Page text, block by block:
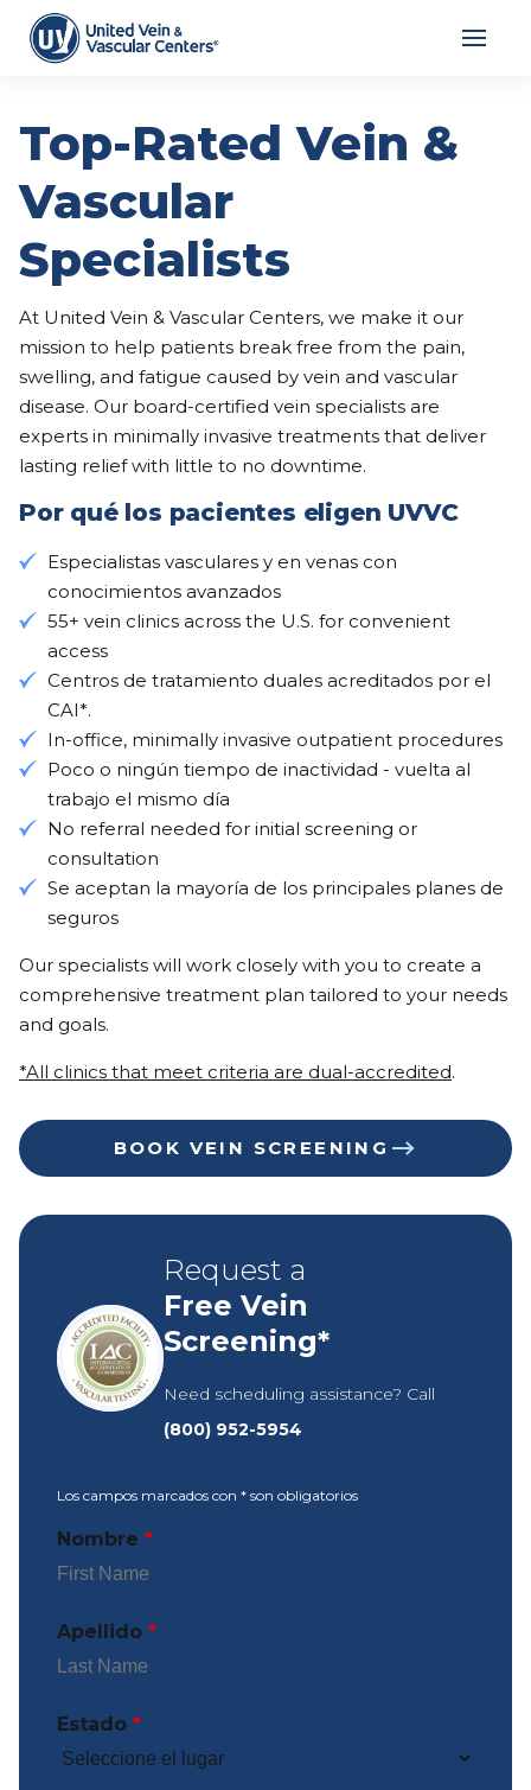
Top-Rated Vein &
Vascular
Specialists
At United Vein & Vascular Centers, we make it our
mission to help patients break free from the pain,
swelling, and fatigue caused by vein and vascular
disease. Our board-certified vein specialists are
experts in minimally invasive treatments that deliver
lasting relief with little to no downtime.
Por qué los pacientes eligen UVVC
Especialistas vasculares y en venas con
conocimientos avanzados
55+ vein clinics across the U.S. for convenient
access
Centros de tratamiento duales acreditados por el
CAI*.
In-office, minimally invasive outpatient procedures
Poco o ningún tiempo de inactividad - vuelta al
trabajo el mismo día
No referral needed for initial screening or
consultation
Se aceptan la mayoría de los principales planes de
seguros
Our specialists will work closely with you to create a
comprehensive treatment plan tailored to your needs
and goals.
*All clinics that meet criteria are dual-accredited.
BOOK VEIN SCREENING
Request a
Free Vein
Screening*
Need scheduling assistance? Call
(800) 952-5954
Los campos marcados con * son obligatorios
Nombre *
Apellido *
Estado *